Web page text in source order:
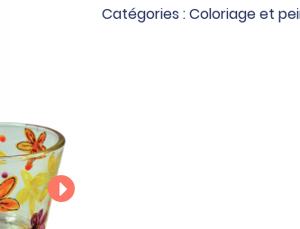
Catégories :Coloriage et